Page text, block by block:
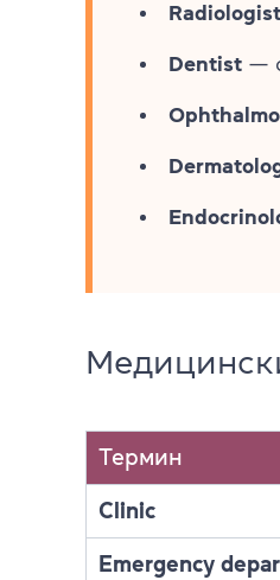
Radiologist
Dentist —
Термин
Clinic
Emergency